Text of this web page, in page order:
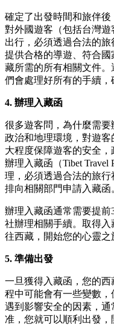
確定了出發時間和旅伴
對外國遊客（包括台灣
出行，必須透過合法的
提供合格的導遊、符合
藏所需的所有相關文件
們會處理好所有的手續，
4. 辦理入藏函
很多遊客問，為什麼需
政治和地理環境，對遊
大程度保障遊客的安全
辦理入藏函（Tibet
理，必須透過合法的旅
排向相關部門申請入藏函
辦理入藏函通常需要提
社辦理相關手續。取得
往西藏，開始您的心靈之
5. 準備出發
一旦獲得入藏函，您的
程中可能會有一些變數
遇到影響安全的因素，
准，您就可以順利出發，